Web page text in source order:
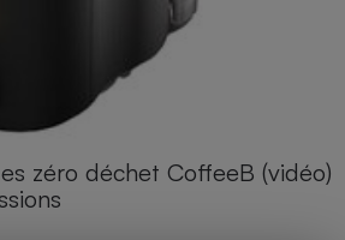
zéro déchet CoffeeB (vidéo)